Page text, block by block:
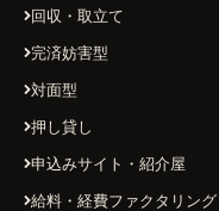
回収・取立て
完済妨害型
対面型
押し貸し
申込みサイト・紹介屋
給料・経費ファクタリング